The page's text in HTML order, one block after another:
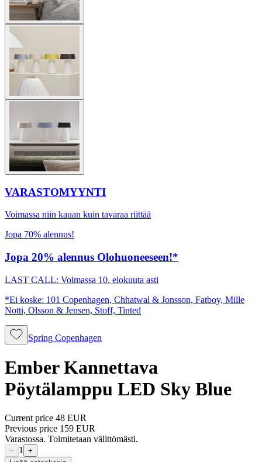
VARASTOMYYNTI
Voimassa niin kauan kuin tavaraa riittää
Jopa 70% alennus!
Jopa 20% alennus Olohuoneeseen!*
LAST CALL: Voimassa 10. elokuuta asti
*Ei koske: 101 Copenhagen, Chhatwal & Jonsson, Fatboy, Mille
Notti, Olsson & Jensen, Stoff, Tinted
Spring Copenhagen
Ember Kannettava
Pöytälamppu LED Sky Blue
Current price 48 EUR
Previous price 159 EUR
Varastossa. Toimitetaan välittömästi.
− 1
+